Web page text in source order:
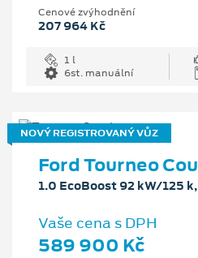
Cenové zvýhodnění
207 964 Kč
1 l
6st. manuální
NOVÝ REGISTROVANÝ VŮZ
Ford Tourneo
1.0 EcoBoost 92 kW/125
Vaše cena s DPH
589 900 Kč